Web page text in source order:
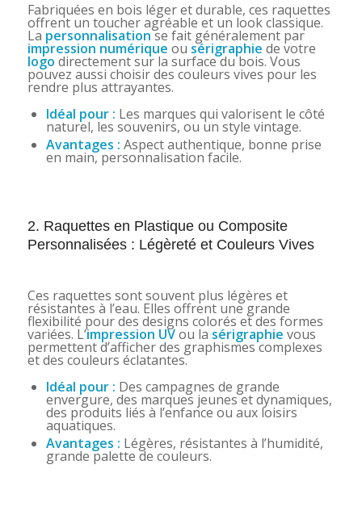
Fabriquées en bois léger et durable, ces raquettes
offrent un toucher agréable et un look classique.
La personnalisationse fait généralement par
impression numérique ou sérigraphie de votre
logo directement sur la surface du bois. Vous
pouvez aussi choisir des couleurs vives pour les
rendre plus attrayantes.
Idéal pour : Les marques qui valorisent le côté
naturel, les souvenirs, ou un style vintage.
Avantages : Aspect authentique, bonne prise
en main, personnalisation facile.
2. Raquettes en Plastique ou Composite
Personnalisées : Légèreté et Couleurs Vives
Ces raquettes sont souvent plus légères et
résistantes à l’eau. Elles offrent une grande
flexibilité pour des designs colorés et des formes
variées. L’impression UVou la sérigraphie vous
permettent d’afficher des graphismes complexes
et des couleurs éclatantes.
Idéal pour : Des campagnes de grande
envergure, des marques jeunes et dynamiques,
des produits liés à l’enfance ou aux loisirs
aquatiques.
Avantages : Légères, résistantes à l’humidité,
grande palette de couleurs.